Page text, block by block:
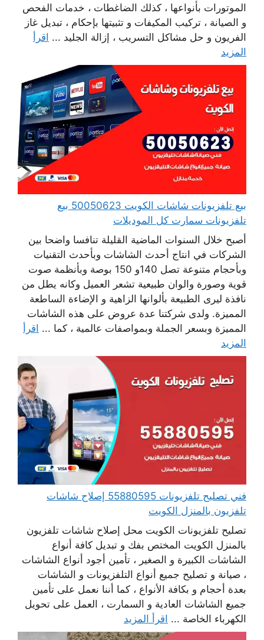
الموتورات بأنواعها ، كذلك الضاغطات ، خدمات الفحص
و الصيانة ، تركيب المكيفات و تثبيتها بإحكام ، تبديل غاز
الفريون و حل مشاكل التسريب ، إزالة الجليد ... اقرأ
المزيد
بيع تلفزيونات شاشات الكويت 50050623 بيع
تلفزيونات سمارت كل الموديلات
أصبح خلال السنوات الماضية القليلة تنافسا واضحا بين
الشركات في انتاج أحدث الشاشات وبأحدث التقنيات
وبأحجام متنوعة تصل 140و 150 بوصة وبأنظمة صوت
قوية وصورة والوان طبيعية تشعر العميل وكانه يطل من
نافذة ليرى الطبيعة بألوانها الزاهية و الإضاءة الساطعة
المميزة. ولدى شركتنا عدة عروض على هذه الشاشات
المميزة وبسعر الجملة وبمواصفات عالمية ، كما ... اقرأ
المزيد
فني تصليح تلفزيونات 55880595 إصلاح شاشات
تلفزيون بالمنزل الكويت
تصليح تلفزيونات الكويت محل إصلاح شاشات تلفزيون
بالمنزل الكويت المختص بفك و تبديل كافة أنواع
الشاشات الكبيرة و الصغير ، تأمين أجود أنواع الشاشات
، صيانة و تصليح جميع أنواع التلفزيونات و الشاشات
بعدة أحجام و بكافة الأنواع ، كما أننا نعمل على تأمين
جميع الشاشات العادية و السمارت ، العمل على تحويل
الكهرباء الخاصة ... اقرأ المزيد